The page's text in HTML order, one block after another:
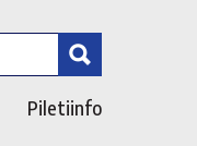
Piletiinfo